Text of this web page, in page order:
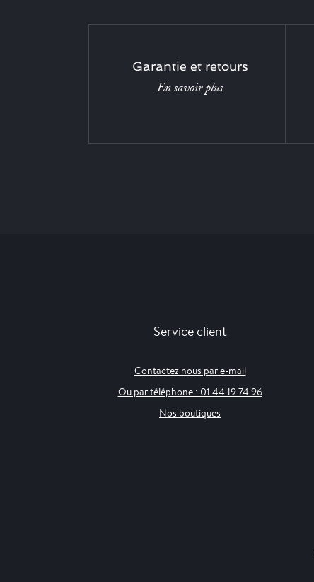
Garantie et retours
En savoir plus
Service client
Contactez nous par e-mail
Ou par téléphone : 01 44 19 74 96
Nos boutiques